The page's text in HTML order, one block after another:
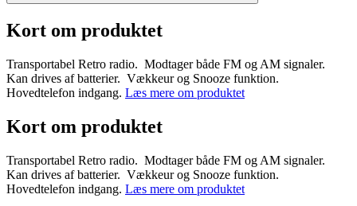
Kort om produktet
Transportabel Retro radio. Modtager både FM og AM signaler.
Kan drives af batterier. Vækkeur og Snooze funktion.
Hovedtelefon indgang. Læs mere om produktet
Kort om produktet
Transportabel Retro radio. Modtager både FM og AM signaler.
Kan drives af batterier. Vækkeur og Snooze funktion.
Hovedtelefon indgang. Læs mere om produktet